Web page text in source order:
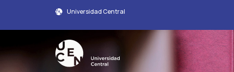
Universidad Central
Perfil Académico